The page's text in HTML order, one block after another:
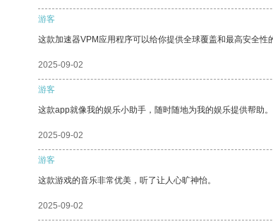
游客
这款加速器VPM应用程序可以给你提供全球覆盖和最高安全性
2025-09-02
游客
这款app就像我的娱乐小助手，随时随地为我的娱乐提供帮助。
2025-09-02
游客
这款游戏的音乐非常优美，听了让人心旷神怡。
2025-09-02